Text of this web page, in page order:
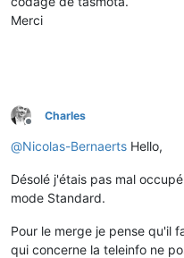
Merci
Offline
Charles
@Nicolas-Bernaerts Hello,
Désolé j'étais pas mal
mode Standard.
Pour le merge je pense qu'il
qui concerne la teleinfo ne